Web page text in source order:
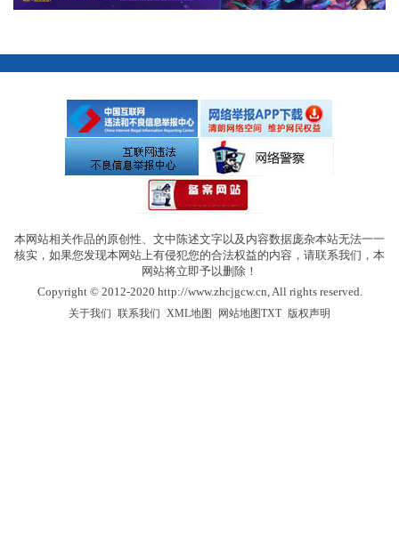
本网站相关作品的原创性、文中陈述文字以及内容数据庞杂本站无法一一
核实，如果您发现本网站上有侵犯您的合法权益的内容，请联系我们，本
网站将立即予以删除！
Copyright © 2012-2020 http://www.zhcjgcw.cn, All rights reserved.
关于我们 联系我们 XML地图 网站地图TXT| 版权声明